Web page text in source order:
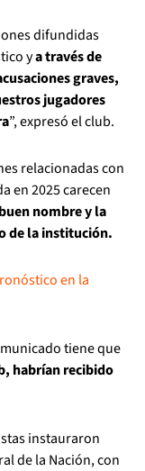
difundidas
ya través de
graves,
jugadores
”, expresó el club.
relacionadas con
en 2025 carecen
nombre y la
de la institución.
en la
tiene que
habrían recibido
instauraron
de la Nación, con